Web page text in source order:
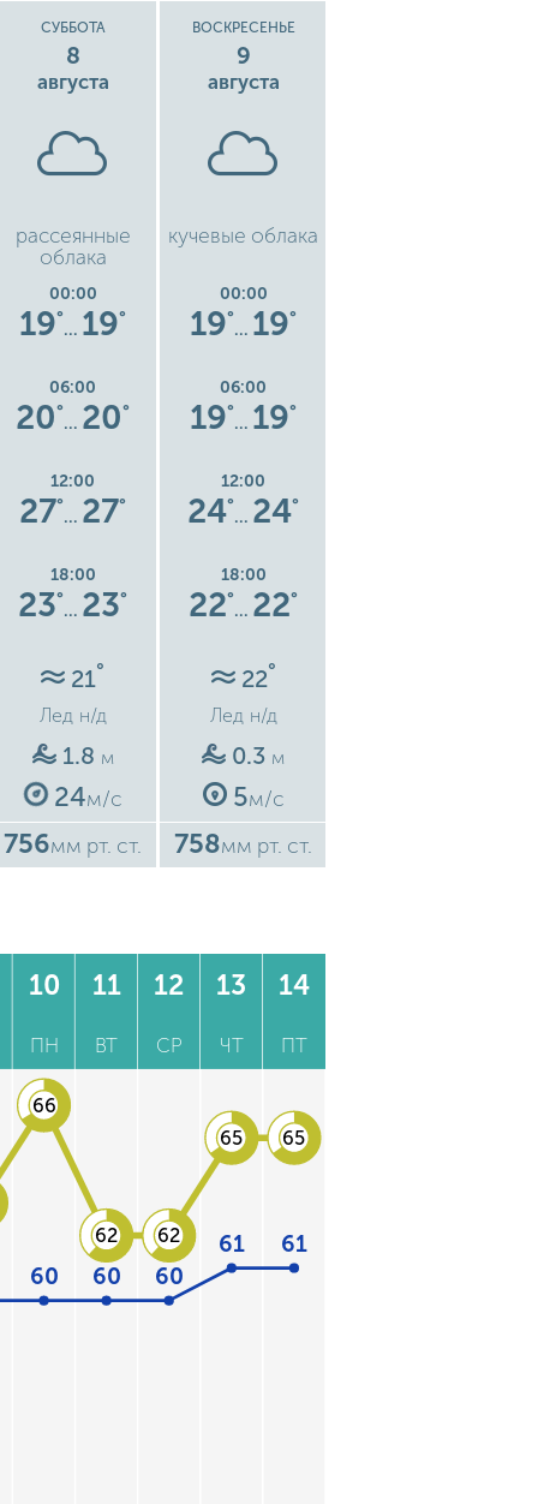
СУББОТА
8
августа
рассеянные
облака
00:00
19°
… 19°
06:00
20°
… 20°
12:00
27°
… 27°
18:00
23°
… 23°
21°
Лед н/д
1.8 м
24м/с
756мм рт. ст.
ВОСКРЕСЕНЬЕ
9
августа
кучевые облака
00:00
19°
… 19°
06:00
19°
… 19°
12:00
24°
… 24°
18:00
22°
… 22°
22°
Лед н/д
0.3 м
5м/с
758мм рт. ст.
10
ПН
11
ВТ
12
СР
13
ЧТ
14
ПТ
60 60 60
61 61
66
62 62
65 65